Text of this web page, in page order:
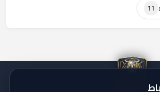
11